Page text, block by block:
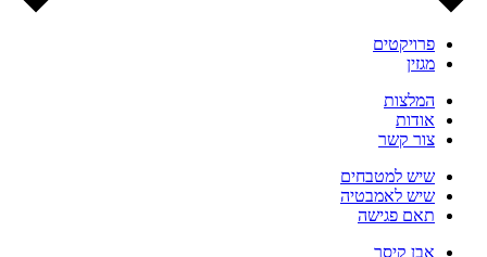
פרויקטים
מגזין
המלצות
אודות
צור קשר
שיש למטבחים
שיש לאמבטיה
תאם פגישה
אבן קיסר